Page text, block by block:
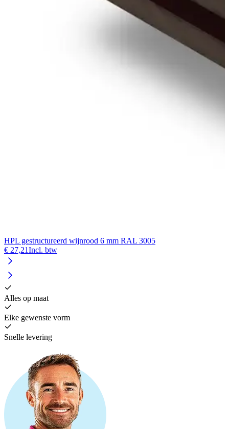
HPL gestructureerd wijnrood 6 mm RAL 3005
€ 27,21Incl. btw
Alles op maat
Elke gewenste vorm
Snelle levering